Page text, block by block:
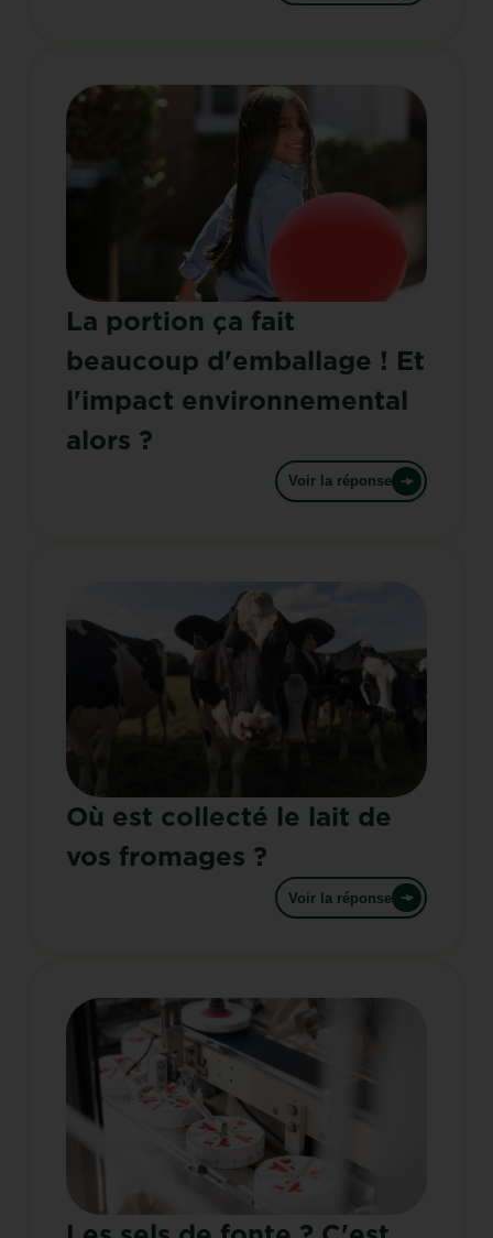
La portion ça fait
beaucoup d'emballage ! Et
l'impact environnemental
alors ?
Voir la réponse
Où est collecté le lait de
vos fromages ?
Voir la réponse